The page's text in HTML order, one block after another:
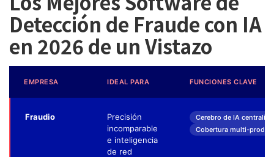
Detección de Fraude con IA
en 2026 de un Vistazo
EMPRESA IDEAL PARA FUNCIONES CLAVE
Fraudio
Precisión
incomparable
e inteligencia
de red
Cerebro de IA
Cobertura multi-